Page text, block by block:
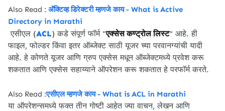
Also Read : अ‍ॅक्टिव्ह डिरेक्टरी म्हणजे काय - What is Active
Directory in Marathi
एसीएल (ACL) कडे संपूर्ण फॉर्म "एक्सेस कण्ट्रोल लिस्ट" आहे. ही
फाइल, फोल्डर किंवा इतर ऑब्जेक्ट साठी यूजर च्या परवानग्यांची यादी
आहे. हे कोणते यूजर आणि ग्रुप एक्सेस मधून ऑब्जेक्टमध्ये प्रवेश करू
शकतात आणि एक्सेस सहाय्याने ऑपरेशन करू शकतात हे परफॉर्म करते.
Also Read :एसीएल म्हणजे काय - What is ACL in Marathi
या ऑपरेशन्समध्ये फक्त तीन गोष्टी आहेत ज्या वाचन, लेखन आणि